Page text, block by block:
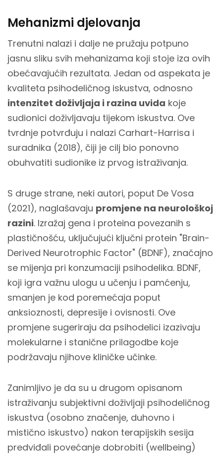
Mehanizmi djelovanja
Trenutni nalazi i dalje ne pružaju potpuno
jasnu sliku svih mehanizama koji stoje iza ovih
obećavajućih rezultata. Jedan od aspekata je
kvaliteta psihodeličnog iskustva, odnosno
intenzitet doživljaja i razina uvida koje
sudionici doživljavaju tijekom iskustva. Ove
tvrdnje potvrđuju i nalazi Carhart-Harrisa i
suradnika (2018), čiji je cilj bio ponovno
obuhvatiti sudionike iz prvog istraživanja.
S druge strane, neki autori, poput De Vosa
(2021), naglašavaju promjene na neurološkoj
razini. Izražaj gena i proteina povezanih s
plastičnošću, uključujući ključni protein "Brain-
Derived Neurotrophic Factor" (BDNF), značajno
se mijenja pri konzumaciji psihodelika. BDNF,
koji igra važnu ulogu u učenju i pamćenju,
smanjen je kod poremećaja poput
anksioznosti, depresije i ovisnosti. Ove
promjene sugeriraju da psihodelici izazivaju
molekularne i stanične prilagodbe koje
podržavaju njihove kliničke učinke.
Zanimljivo je da su u drugom opisanom
istraživanju subjektivni doživljaji psihodeličnog
iskustva (osobno značenje, duhovno i
mistično iskustvo) nakon terapijskih sesija
predviđali povećanje dobrobiti (wellbeing)